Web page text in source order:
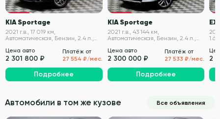
VIN проверен
KIA Sportage
2021 г.в., 17 019 км,
Автоматическая, Бензин, 2.4 л.,
Цена авто
2 301 800 ₽
Платёж от
27 554 ₽/мес.
Подробнее
VIN проверен
KIA Sportage
2021 г.в., 43 144 км,
Автоматическая, Бензин, 2.4 л.,
Цена авто
2 300 000 ₽
Платёж от
27 533 ₽/мес.
Подробнее
1.6
2
Автомобили в том же кузове Все объявления